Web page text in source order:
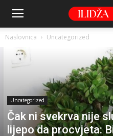
Naslovnica Uncategorized
Uncategorized
Čak ni svekrva nije
lijepo da procvjeta: